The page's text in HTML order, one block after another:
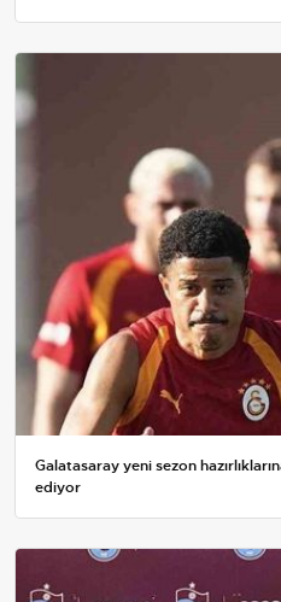
Galatasaray yeni sezon
ediyor